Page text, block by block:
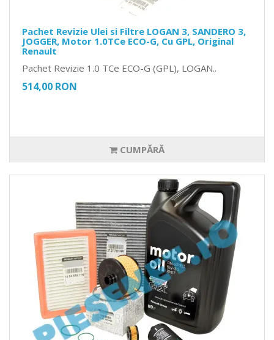
Pachet Revizie Ulei si Filtre LOGAN 3, SANDERO 3,
JOGGER, Motor 1.0TCe ECO-G, Cu GPL, Original
Renault
Pachet Revizie 1.0 TCe ECO-G (GPL), LOGAN..
514,00 RON
CUMPĂRĂ